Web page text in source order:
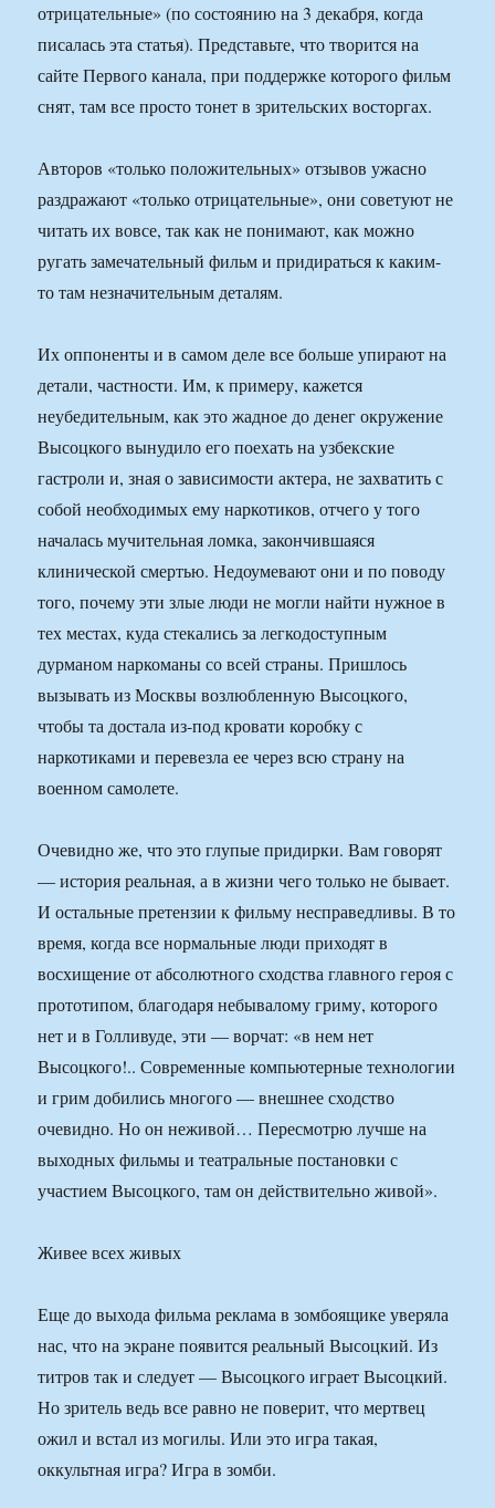
отрицательные» (по состоянию на 3 декабря, когда
писалась эта статья). Представьте, что творится на
сайте Первого канала, при поддержке которого фильм
снят, там все просто тонет в зрительских восторгах.
Авторов «только положительных» отзывов ужасно
раздражают «только отрицательные», они советуют не
читать их вовсе, так как не понимают, как можно
ругать замечательный фильм и придираться к каким-
то там незначительным деталям.
Их оппоненты и в самом деле все больше упирают на
детали, частности. Им, к примеру, кажется
неубедительным, как это жадное до денег окружение
Высоцкого вынудило его поехать на узбекские
гастроли и, зная о зависимости актера, не захватить с
собой необходимых ему наркотиков, отчего у того
началась мучительная ломка, закончившаяся
клинической смертью. Недоумевают они и по поводу
того, почему эти злые люди не могли найти нужное в
тех местах, куда стекались за легкодоступным
дурманом наркоманы со всей страны. Пришлось
вызывать из Москвы возлюбленную Высоцкого,
чтобы та достала из-под кровати коробку с
наркотиками и перевезла ее через всю страну на
военном самолете.
Очевидно же, что это глупые придирки. Вам говорят
— история реальная, а в жизни чего только не бывает.
И остальные претензии к фильму несправедливы. В то
время, когда все нормальные люди приходят в
восхищение от абсолютного сходства главного героя с
прототипом, благодаря небывалому гриму, которого
нет и в Голливуде, эти — ворчат: «в нем нет
Высоцкого!.. Современные компьютерные технологии
и грим добились многого — внешнее сходство
очевидно. Но он неживой… Пересмотрю лучше на
выходных фильмы и театральные постановки с
участием Высоцкого, там он действительно живой».
Живее всех живых
Еще до выхода фильма реклама в зомбоящике уверяла
нас, что на экране появится реальный Высоцкий. Из
титров так и следует — Высоцкого играет Высоцкий.
Но зритель ведь все равно не поверит, что мертвец
ожил и встал из могилы. Или это игра такая,
оккультная игра? Игра в зомби.